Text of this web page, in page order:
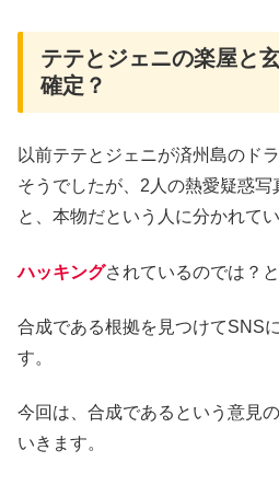
テテとジェニの楽屋と
確定？
以前テテとジェニが済州島のド
そうでしたが、2人の熱愛疑惑写
と、本物だという人に分かれてい
ハッキングされているのでは？
合成である根拠を見つけてSNS
す。
今回は、合成であるという意見
いきます。